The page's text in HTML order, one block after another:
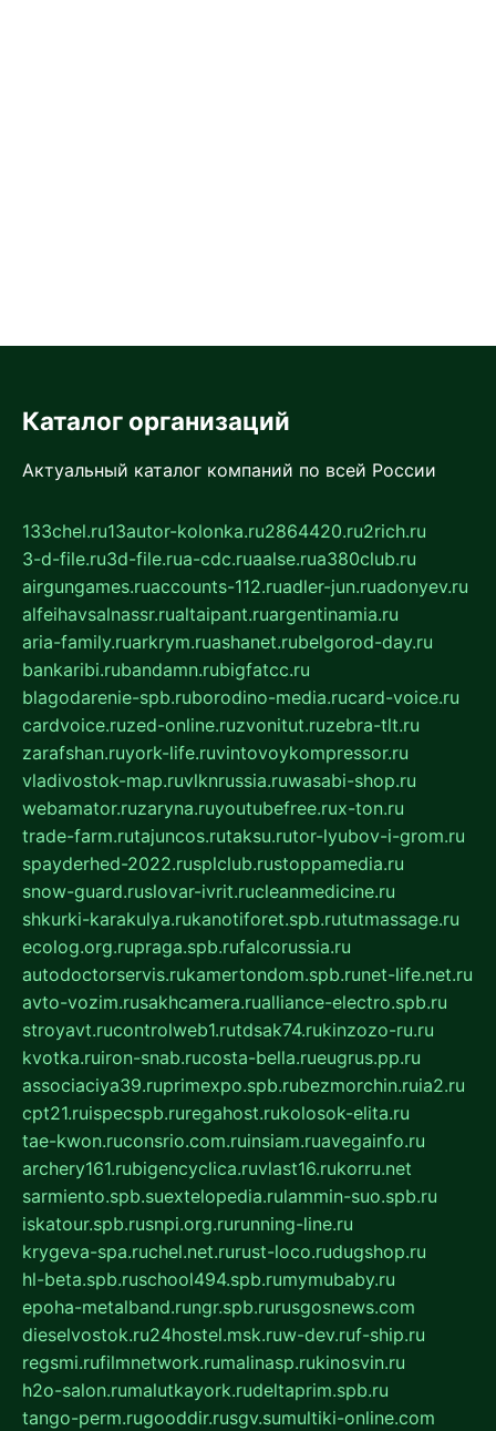
Каталог организаций
Актуальный каталог компаний по всей России
133chel.ru13autor-kolonka.ru2864420.ru2rich.ru
3-d-file.ru3d-file.rua-cdc.ruaalse.rua380club.ru
airgungames.ruaccounts-112.ruadler-jun.ruadonyev.ru
alfeihavsalnassr.rualtaipant.ruargentinamia.ru
aria-family.ruarkrym.ruashanet.rubelgorod-day.ru
bankaribi.rubandamn.rubigfatcc.ru
blagodarenie-spb.ruborodino-media.rucard-voice.ru
cardvoice.ruzed-online.ruzvonitut.ruzebra-tlt.ru
zarafshan.ruyork-life.ruvintovoykompressor.ru
vladivostok-map.ruvlknrussia.ruwasabi-shop.ru
webamator.ruzaryna.ruyoutubefree.rux-ton.ru
trade-farm.rutajuncos.rutaksu.rutor-lyubov-i-grom.ru
spayderhed-2022.rusplclub.rustoppamedia.ru
snow-guard.ruslovar-ivrit.rucleanmedicine.ru
shkurki-karakulya.rukanotiforet.spb.rututmassage.ru
ecolog.org.rupraga.spb.rufalcorussia.ru
autodoctorservis.rukamertondom.spb.runet-life.net.ru
avto-vozim.rusakhcamera.rualliance-electro.spb.ru
stroyavt.rucontrolweb1.rutdsak74.rukinzozo-ru.ru
kvotka.ruiron-snab.rucosta-bella.rueugrus.pp.ru
associaciya39.ruprimexpo.spb.rubezmorchin.ruia2.ru
cpt21.ruispecspb.ruregahost.rukolosok-elita.ru
tae-kwon.ruconsrio.com.ruinsiam.ruavegainfo.ru
archery161.rubigencyclica.ruvlast16.rukorru.net
sarmiento.spb.suextelopedia.rulammin-suo.spb.ru
iskatour.spb.rusnpi.org.rurunning-line.ru
krygeva-spa.ruchel.net.rurust-loco.rudugshop.ru
hl-beta.spb.ruschool494.spb.rumymubaby.ru
epoha-metalband.rungr.spb.rurusgosnews.com
dieselvostok.ru24hostel.msk.ruw-dev.ruf-ship.ru
regsmi.rufilmnetwork.rumalinasp.rukinosvin.ru
h2o-salon.rumalutkayork.rudeltaprim.spb.ru
tango-perm.rugooddir.rusgv.sumultiki-online.com